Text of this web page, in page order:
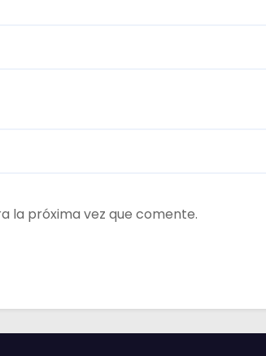
la próxima vez que comente.